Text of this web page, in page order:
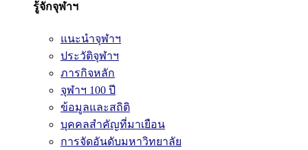
รู้จักจุฬาฯ
แนะนำจุฬาฯ
ประวัติจุฬาฯ
ภารกิจหลัก
จุฬาฯ 100 ปี
ข้อมูลและสถิติ
บุคคลสำคัญที่มาเยือน
การจัดอันดับมหาวิทยาลัย